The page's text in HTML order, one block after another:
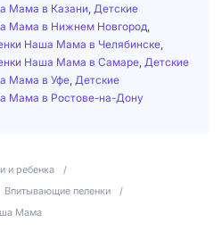
Мама в Казани Детские
Мама в Нижнем Новгород
Наша Мама в Челябинске
Наша Мама в Самаре Детские
Мама в Уфе Детские
Мама в Ростове-на-Дону
и ребенка
/
Впитывающие пеленки
/
Мама